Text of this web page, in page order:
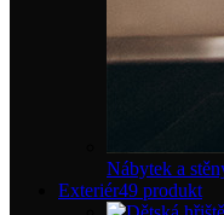
Nábytek a
Exteriér49 produkt